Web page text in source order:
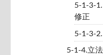
5-1-3-
修正
5-1-3-
5-1-4.立